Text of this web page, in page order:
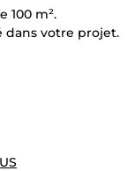
100 m².
dans votre projet.